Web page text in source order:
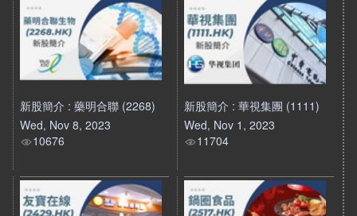
新股簡介 : 藥明合聯 (2268)
Wed, Nov 8, 2023
10676
新股簡介 : 華視集團 (1111)
Wed, Nov 1, 2023
11704